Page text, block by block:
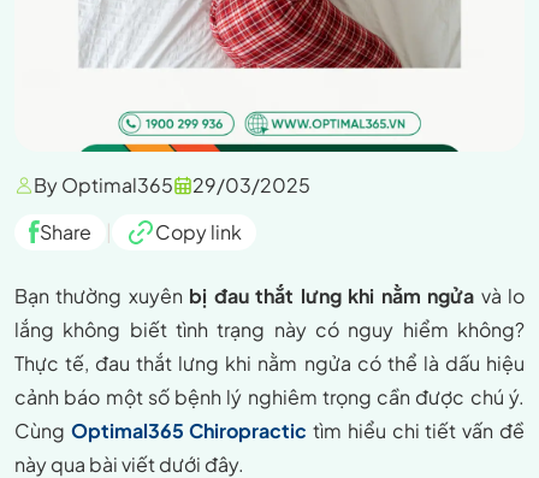
By Optimal365
29/03/2025
Share
| Copy link
Bạn thường xuyên bị đau thắt lưng khi nằm ngửa và lo
lắng không biết tình trạng này có nguy hiểm không?
Thực tế, đau thắt lưng khi nằm ngửa có thể là dấu hiệu
cảnh báo một số bệnh lý nghiêm trọng cần được chú ý.
Cùng Optimal365 Chiropractic tìm hiểu chi tiết vấn đề
này qua bài viết dưới đây.